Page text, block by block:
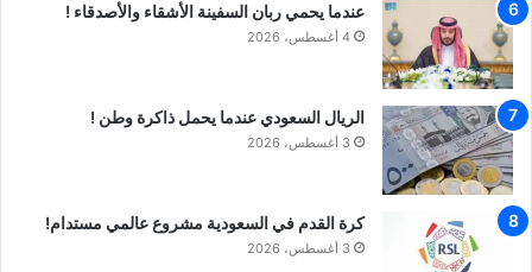
عندما يحمي ربان السفينة الأشقاء والأصدقاء !
4 أغسطس، 2026
الريال السعودي عندما يحمل ذاكرة وطن !
3 أغسطس، 2026
كرة القدم في السعودية مشروع عالمي مستدام!
3 أغسطس، 2026